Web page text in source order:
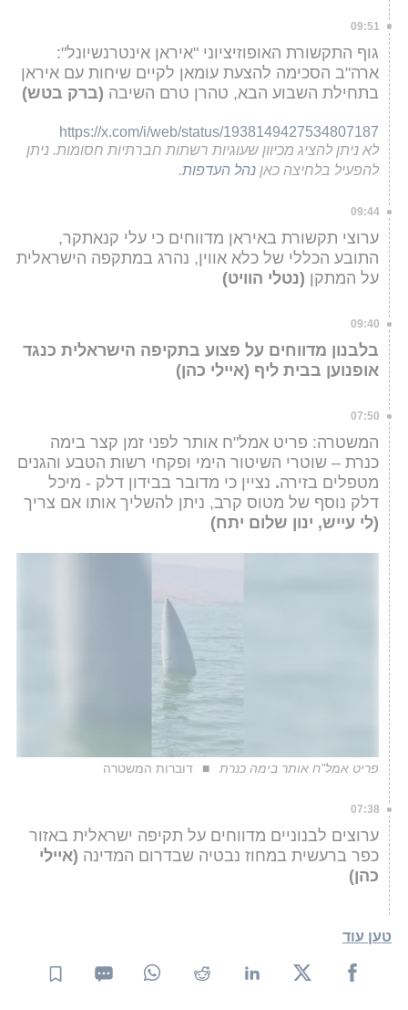
09:51
גוף התקשורת האופוזיציוני "איראן אינטרנשיונל":
ארה"ב הסכימה להצעת עומאן לקיים שיחות עם איראן
בתחילת השבוע הבא, טהרן טרם השיבה (ברק בטש)
https://x.com/i/web/status/1938149427534807187
לא ניתן להציג מכיוון שעוגיות רשתות חברתיות חסומות. ניתן
להפעיל בלחיצה כאן נהל העדפות.
09:44
ערוצי תקשורת באיראן מדווחים כי עלי קנאתקר,
התובע הכללי של כלא אווין, נהרג במתקפה הישראלית
על המתקן (נטלי הוויט)
09:40
בלבנון מדווחים על פצוע בתקיפה הישראלית כנגד
אופנוען בבית ליף (איילי כהן)
07:50
המשטרה: פריט אמל"ח אותר לפני זמן קצר בימה
כנרת – שוטרי השיטור הימי ופקחי רשות הטבע והגנים
מטפלים בזירה. נציין כי מדובר בבידון דלק - מיכל
דלק נוסף של מטוס קרב, ניתן להשליך אותו אם צריך
(לי עייש, ינון שלום יתח)
פריט אמל"ח אותר בימה כנרת דוברות המשטרה
07:38
ערוצים לבנוניים מדווחים על תקיפה ישראלית באזור
כפר ברעשית במחוז נבטיה שבדרום המדינה (איילי
כהן)
טען עוד